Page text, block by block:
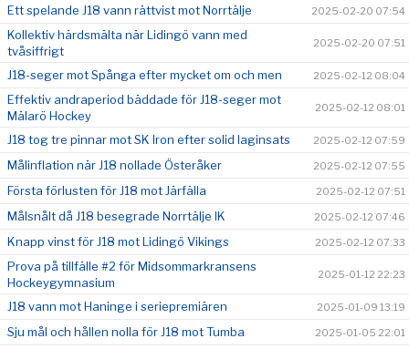
Ett spelande J18 vann rättvist mot Norrtälje 2025-02-20 07:54
Kollektiv härdsmälta när Lidingö vann med
tvåsiffrigt
2025-02-20 07:51
J18-seger mot Spånga efter mycket om och men 2025-02-12 08:04
Effektiv andraperiod bäddade för J18-seger mot
Mälarö Hockey
2025-02-12 08:01
J18 tog tre pinnar mot SK Iron efter solid laginsats 2025-02-12 07:59
Målinflation när J18 nollade Österåker 2025-02-12 07:55
Första förlusten för J18 mot Järfälla 2025-02-12 07:51
Målsnålt då J18 besegrade Norrtälje IK 2025-02-12 07:46
Knapp vinst för J18 mot Lidingö Vikings 2025-02-12 07:33
Prova på tillfälle #2 för Midsommarkransens
Hockeygymnasium
2025-01-12 22:23
J18 vann mot Haninge i seriepremiären 2025-01-09 13:19
Sju mål och hållen nolla för J18 mot Tumba 2025-01-05 22:01